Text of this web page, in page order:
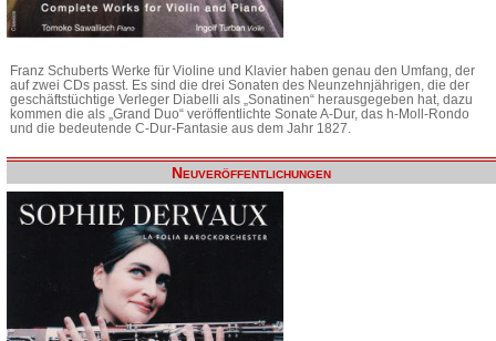
Franz Schuberts Werke für Violine und Klavier haben genau den Umfang, der
auf zwei CDs passt. Es sind die drei Sonaten des Neunzehnjährigen, die der
geschäftstüchtige Verleger Diabelli als „Sonatinen“ herausgegeben hat, dazu
kommen die als „Grand Duo“ veröffentlichte Sonate A-Dur, das h-Moll-Rondo
und die bedeutende C-Dur-Fantasie aus dem Jahr 1827.
Neuveröffentlichungen